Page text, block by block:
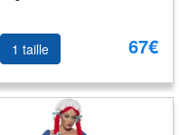
1 taille 67€